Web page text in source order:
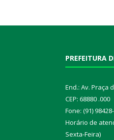
PREFEITURA
End.: Av. Praça
CEP: 68880 .000
Fone: (91)
Horário de
Sexta-Feira)